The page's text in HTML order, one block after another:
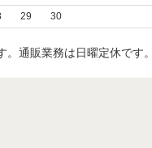
29 30
通販業務は日曜定休です。